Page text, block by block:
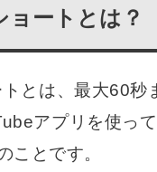
ートとは？
とは、最大60秒
アプリを使っ
ことです。